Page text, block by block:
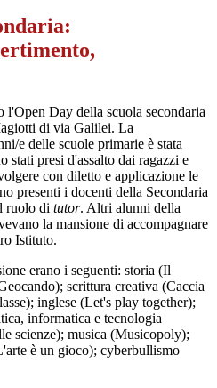
l'Open Day della scuola secondaria
di via Galilei. La
e delle scuole primarie è stata
stati presi d'assalto dai ragazzi e
con diletto e applicazione le
presenti i docenti della Secondaria
ruolo di tutor. Altri alunni della
la mansione di accompagnare
Istituto.
erano i seguenti: storia (Il
scrittura creativa (Caccia
inglese (Let's play together);
informatica e tecnologia
scienze); musica (Musicopoly);
è un gioco); cyberbullismo